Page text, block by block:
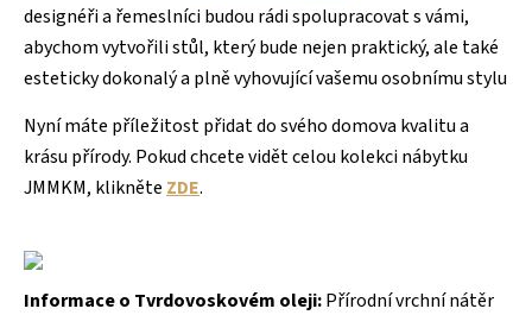
designéři a řemeslníci budou rádi spolupracovat s vámi,
abychom vytvořili stůl, který bude nejen praktický, ale také
esteticky dokonalý a plně vyhovující vašemu osobnímu stylu
Nyní máte příležitost přidat do svého domova kvalitu a
krásu přírody. Pokud chcete vidět celou kolekci nábytku
JMMKM, klikněte ZDE.
Informace o Tvrdovoskovém oleji:Přírodní vrchní nátěr